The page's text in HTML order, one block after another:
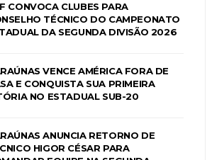
CONVOCA CLUBES PARA
TÉCNICO DO CAMPEONATO
DA SEGUNDA DIVISÃO 2026
VENCE AMÉRICA FORA DE
E CONQUISTA SUA PRIMEIRA
NO ESTADUAL SUB-20
ANUNCIA RETORNO DE
HIGOR CÉSAR PARA